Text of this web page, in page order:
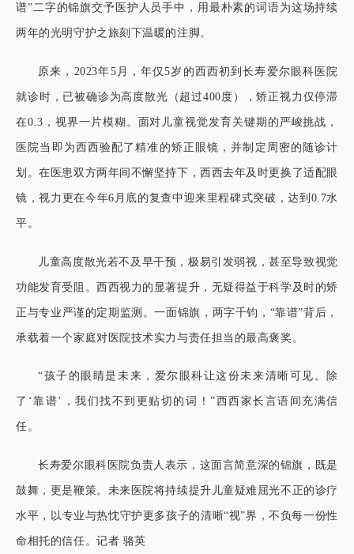
谱”二字的锦旗交予医护人员手中，用最朴素的词语为这场持续
两年的光明守护之旅刻下温暖的注脚。
原来，2023年5月，年仅5岁的西西初到长寿爱尔眼科医院
就诊时，已被确诊为高度散光（超过400度），矫正视力仅停滞
在0.3，视界一片模糊。面对儿童视觉发育关键期的严峻挑战，
医院当即为西西验配了精准的矫正眼镜，并制定周密的随诊计
划。在医患双方两年间不懈坚持下，西西去年及时更换了适配眼
镜，视力更在今年6月底的复查中迎来里程碑式突破，达到0.7水
平。
儿童高度散光若不及早干预，极易引发弱视，甚至导致视觉
功能发育受阻。西西视力的显著提升，无疑得益于科学及时的矫
正与专业严谨的定期监测。一面锦旗，两字千钧，“靠谱”背后，
承载着一个家庭对医院技术实力与责任担当的最高褒奖。
“孩子的眼睛是未来，爱尔眼科让这份未来清晰可见。除
了‘靠谱’，我们找不到更贴切的词！”西西家长言语间充满信
任。
长寿爱尔眼科医院负责人表示，这面言简意深的锦旗，既是
鼓舞，更是鞭策。未来医院将持续提升儿童疑难屈光不正的诊疗
水平，以专业与热忱守护更多孩子的清晰“视”界，不负每一份性
命相托的信任。记者 骆英